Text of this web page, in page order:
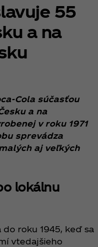
55
a na
súčasťou
a na
v roku 1971
sprevádza
aj veľkých
lokálnu
do roku 1945, keď sa
vtedajšieho